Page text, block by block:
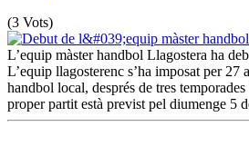
(3 Vots)
L’equip màster handbol Llagostera ha
L’equip llagosterenc s’ha imposat per
handbol local, després de tres
proper partit està previst pel diumenge 5